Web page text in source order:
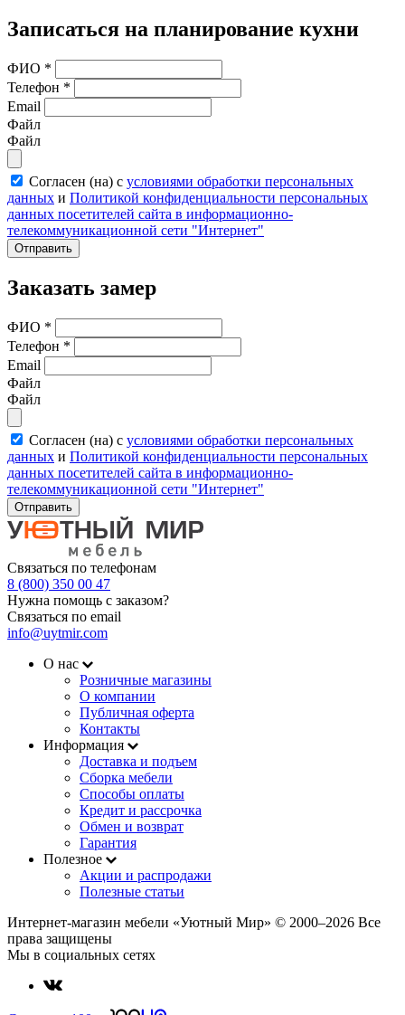
Записаться на планирование кухни
ФИО *
Телефон *
Email
Файл
Файл
Согласен (на) с условиями обработки персональных
данных и Политикой конфиденциальности персональных
данных посетителей сайта в информационно-
телекоммуникационной сети "Интернет"
Отправить
Заказать замер
ФИО *
Телефон *
Email
Файл
Файл
Согласен (на) с условиями обработки персональных
данных и Политикой конфиденциальности персональных
данных посетителей сайта в информационно-
телекоммуникационной сети "Интернет"
Отправить
Связаться по телефонам
8 (800) 350 00 47
Нужна помощь с заказом?
Связаться по email
info@uytmir.com
О нас
Розничные магазины
О компании
Публичная оферта
Контакты
Информация
Доставка и подъем
Сборка мебели
Способы оплаты
Кредит и рассрочка
Обмен и возврат
Гарантия
Полезное
Акции и распродажи
Полезные статьи
Интернет-магазин мебели «Уютный Мир» © 2000‒2026 Все
права защищены
Мы в социальных сетях